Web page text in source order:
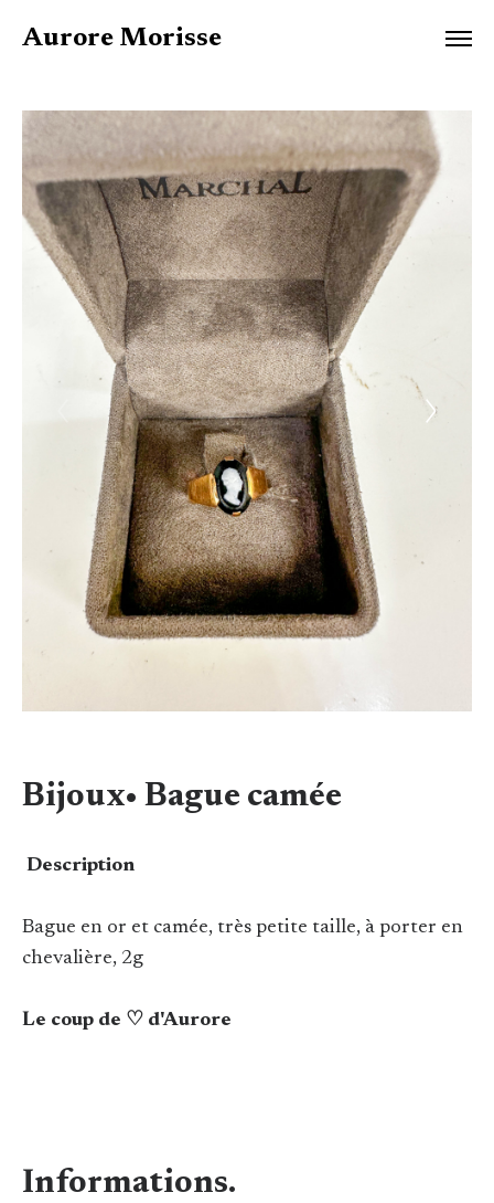
Aurore Morisse
Bijoux• Bague camée
Description
Bague en or et camée, très petite taille, à porter en
chevalière, 2g
Le coup de ♡ d'Aurore
Informations.